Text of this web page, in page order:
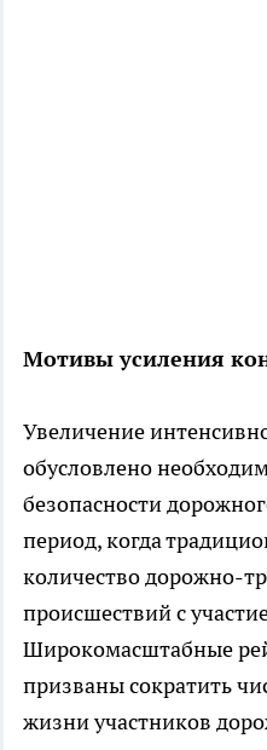
Мотивы усиления
Увеличение
обусловлено
безопасности
период, когда
количество дорожно-
происшествий с
Широкомасштабные
призваны сократить
жизни участников